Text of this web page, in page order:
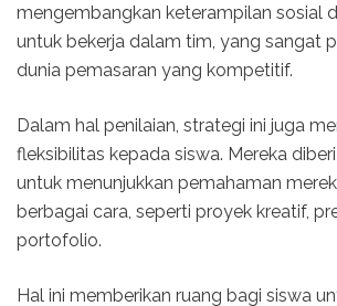
mengembangkan keterampilan sosial
untuk bekerja dalam tim, yang sangat
dunia pemasaran yang kompetitif.
Dalam hal penilaian, strategi ini juga
fleksibilitas kepada siswa. Mereka
untuk menunjukkan pemahaman
berbagai cara, seperti proyek kreatif,
portofolio.
Hal ini memberikan ruang bagi siswa